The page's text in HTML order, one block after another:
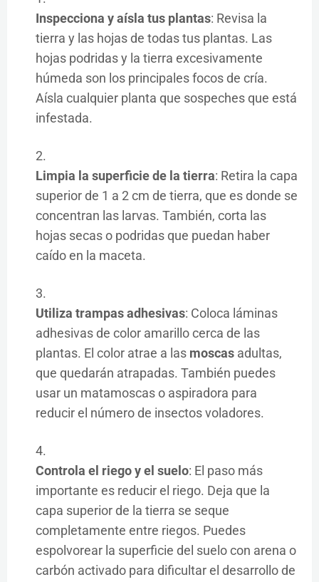
Inspecciona y aísla tus plantas: Revisa la
tierra y las hojas de todas tus plantas. Las
hojas podridas y la tierra excesivamente
húmeda son los principales focos de cría.
Aísla cualquier planta que sospeches que está
infestada.
Limpia la superficie de la tierra: Retira la capa
superior de 1 a 2 cm de tierra, que es donde se
concentran las larvas. También, corta las
hojas secas o podridas que puedan haber
caído en la maceta.
Utiliza trampas adhesivas: Coloca láminas
adhesivas de color amarillo cerca de las
plantas. El color atrae a las moscas adultas,
que quedarán atrapadas. También puedes
usar un matamoscas o aspiradora para
reducir el número de insectos voladores.
Controla el riego y el suelo: El paso más
importante es reducir el riego. Deja que la
capa superior de la tierra se seque
completamente entre riegos. Puedes
espolvorear la superficie del suelo con arena o
carbón activado para dificultar el desarrollo de